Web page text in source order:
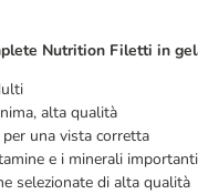
Nutrition Filetti in
alta qualità
una vista corretta
e i minerali importanti
selezionate di alta qualità